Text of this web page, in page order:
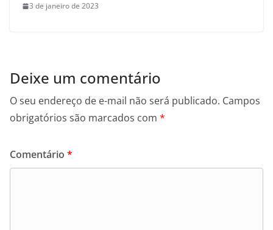
3 de janeiro de 2023
Deixe um comentário
O seu endereço de e-mail não será publicado. Campos
obrigatórios são marcados com *
Comentário *